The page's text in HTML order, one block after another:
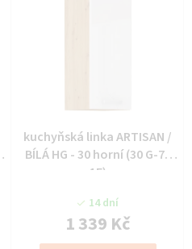
kuchyňská linka ARTISAN /
BÍLÁ HG - 30 horní (30 G-72
1F)
14 dní
1 339 Kč